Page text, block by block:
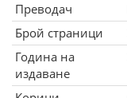
Преводач
Брой страници
Година на
издаване